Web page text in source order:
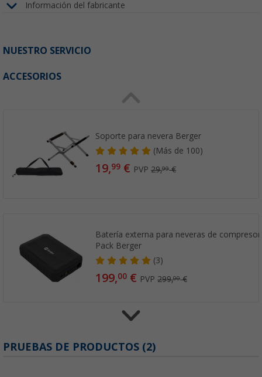
Información del fabricante
NUESTRO SERVICIO
ACCESORIOS
Soporte para nevera Berger
(Más de 100)
19,99 € PVP29,99€
Batería externa para neveras de
Pack Berger
(3)
199,00 € PVP299,00€
Soporte deslizante para nevera 75 litros
PRUEBAS DE PRODUCTOS (2)